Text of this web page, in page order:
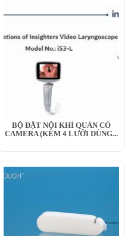
BỘ ĐẶT NỘI KHÍ QUẢN CÓ
CAMERA (KÈM 4 LƯỠI DÙNG...